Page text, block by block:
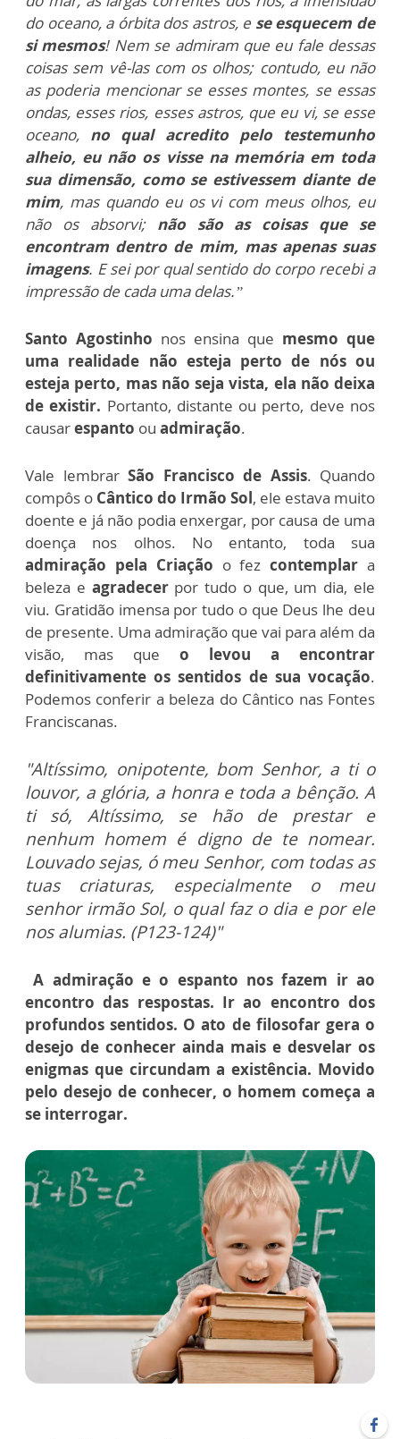
do oceano, a órbita dos astros, e se esquecem de
si mesmos! Nem se admiram que eu fale dessas
coisas sem vê-las com os olhos; contudo, eu não
as poderia mencionar se esses montes, se essas
ondas, esses rios, esses astros, que eu vi, se esse
oceano, no qual acredito pelo testemunho
alheio, eu não os visse na memória em toda
sua dimensão, como se estivessem diante de
mim, mas quando eu os vi com meus olhos, eu
não os absorvi; não são as coisas que se
encontram dentro de mim, mas apenas suas
imagens. E sei por qual sentido do corpo recebi a
impressão de cada uma delas.”
Santo Agostinho nos ensina que mesmo que
uma realidade não esteja perto de nós ou
esteja perto, mas não seja vista, ela não deixa
de existir. Portanto, distante ou perto, deve nos
causarespanto ou admiração.
Vale lembrarSão Francisco de Assis. Quando
compôs o Cântico do Irmão Sol, ele estava muito
doente e já não podia enxergar, por causa de uma
doença nos olhos. No entanto, toda sua
admiração pela Criação o fezcontemplar a
beleza e agradecer por tudo o que, um dia, ele
viu. Gratidão imensa por tudo o que Deus lhe deu
de presente. Uma admiração que vai para além da
visão, mas que o levou a encontrar
definitivamente os sentidos de sua vocação.
Podemos conferir a beleza do Cântico nas Fontes
Franciscanas.
"Altíssimo, onipotente, bom Senhor, a ti o
louvor, a glória, a honra e toda a bênção. A
ti só, Altíssimo, se hão de prestar e
nenhum homem é digno de te nomear.
Louvado sejas, ó meu Senhor, com todas as
tuas criaturas, especialmente o meu
senhor irmão Sol, o qual faz o dia e por ele
nos alumias. (P123-124)"
A admiração e o espanto nos fazem ir ao
encontro das respostas. Ir ao encontro dos
profundos sentidos. O ato de filosofar gera o
desejo de conhecer ainda mais e desvelar os
enigmas que circundam a existência. Movido
pelo desejo de conhecer, o homem começa a
se interrogar.